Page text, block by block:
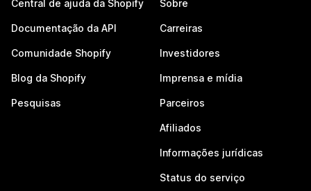
Central de ajuda da Shopify
Documentação da API
Comunidade Shopify
Blog da Shopify
Pesquisas
Sobre
Carreiras
Investidores
Imprensa e mídia
Parceiros
Afiliados
Informações jurídicas
Status do serviço